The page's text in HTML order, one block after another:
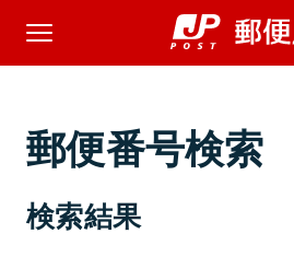
郵便番号検索
検索結果